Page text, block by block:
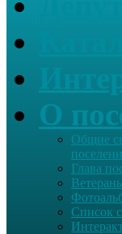
О
Общие
Глава
Список